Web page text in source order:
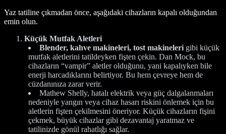
Yaz tatiline çıkmadan önce, aşağıdaki cihazların kapalı olduğundan
emin olun.
Küçük Mutfak Aletleri
Blender, kahve makineleri, tost makineleri gibi küçük
mutfak aletlerini tatildeyken fişten çekin. Dan Mock, bu
cihazların “vampir” aletler olduğunu, yani kapalıyken bile
enerji harcadıklarını belirtiyor. Bu hem çevreye hem de
cüzdanınıza zarar verir.
Mathew Shelly, hatalı elektrik veya güç dalgalanmaları
nedeniyle yangın veya cihaz hasarı riskini önlemek için bu
aletlerin fişten çekilmesini öneriyor. Küçük cihazların fişini
çekmek, büyük cihazlar gibi dezavantaj yaratmaz ve
tatilinizde gönül rahatlığı sağlar.